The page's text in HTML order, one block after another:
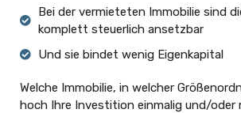
Bei der vermieteten Immobilie sind
komplett steuerlich ansetzbar
Und sie bindet wenig Eigenkapital
Welche Immobilie, in welcher
hoch Ihre Investition einmalig und/oder